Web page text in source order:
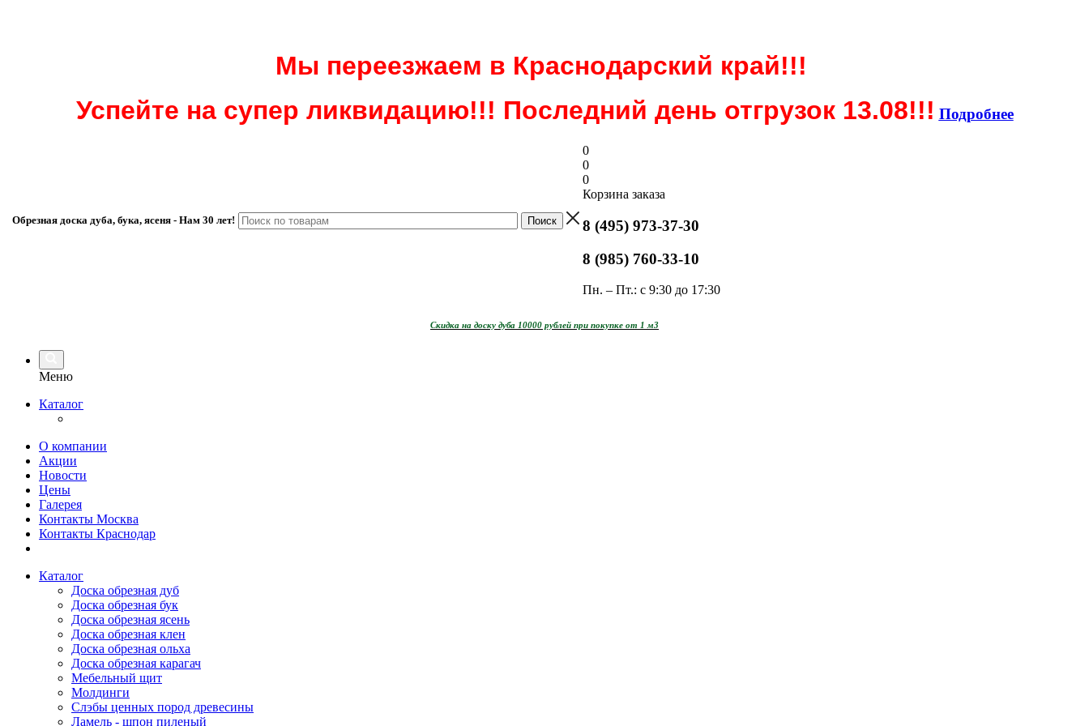
Мы переезжаем в Краснодарский край!!!
Успейте на супер ликвидацию!!! Последний день отгрузок 13.08!!! Подробнее
Обрезная доска дуба, бука, ясеня - Нам 30 лет!
0
0
0
Корзина заказа
8 (495) 973-37-30
8 (985) 760-33-10
Пн. – Пт.: с 9:30 до 17:30
Скидка на доску дуба 10000 рублей при покупке от 1 м3
Меню
Каталог
О компании
Акции
Новости
Цены
Галерея
Контакты Москва
Контакты Краснодар
Каталог
Доска обрезная дуб
Доска обрезная бук
Доска обрезная ясень
Доска обрезная клен
Доска обрезная ольха
Доска обрезная карагач
Мебельный щит
Молдинги
Слэбы ценных пород древесины
Ламель - шпон пиленый